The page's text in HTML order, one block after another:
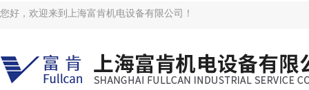
您好，欢迎来到上海富肯机电设备有限公司！